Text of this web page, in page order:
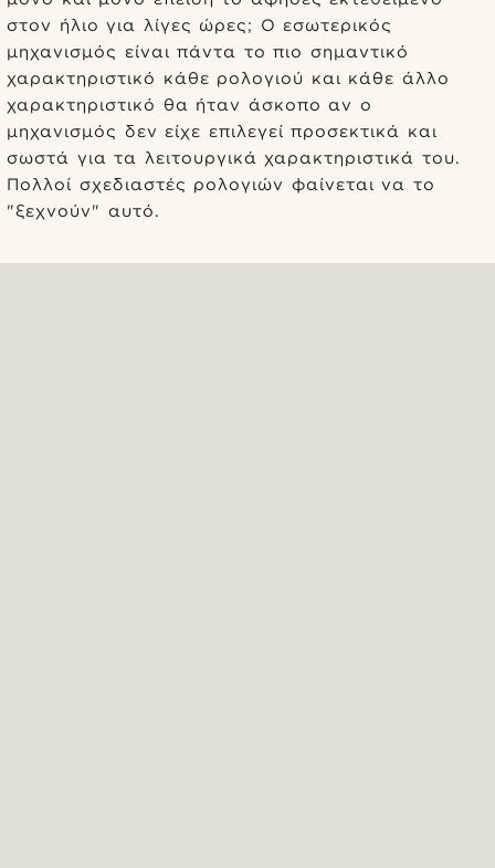
στον ήλιο για λίγες ώρες; Ο εσωτερικός
μηχανισμός είναι πάντα το πιο σημαντικό
χαρακτηριστικό κάθε ρολογιού και κάθε άλλο
χαρακτηριστικό θα ήταν άσκοπο αν ο
μηχανισμός δεν είχε επιλεγεί προσεκτικά και
σωστά για τα λειτουργικά χαρακτηριστικά του.
Πολλοί σχεδιαστές ρολογιών φαίνεται να το
"ξεχνούν" αυτό.